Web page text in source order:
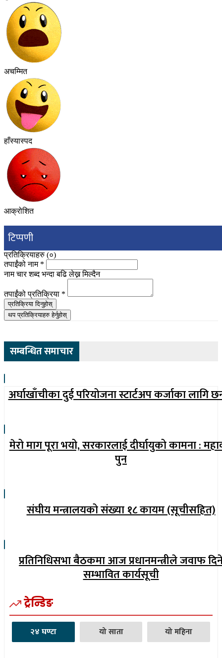
अचम्मित
हाँस्यास्पद
आक्रोशित
टिप्पणी
प्रतिक्रियाहरु (०)
तपाईंको नाम *
नाम चार शब्द भन्दा बढि लेख्न मिल्दैन
तपाईंको प्रतिक्रिया *
प्रतिक्रिया दिनुहोस्
थप प्रतिक्रियाहरु हेर्नुहोस्
सम्बन्धित समाचार
अर्घाखाँचीका दुई परियोजना स्टार्टअप कर्जाका लागि
मेरो माग पूरा भयो, सरकारलाई दीर्घायुको कामना :
पुन
संघीय मन्त्रालयको संख्या १८ कायम (सूचीसहित)
प्रतिनिधिसभा बैठकमा आज प्रधानमन्त्रीले जवाफ
सम्भावित कार्यसूची
ट्रेन्डिङ
२४ घण्टा यो साता यो महिना